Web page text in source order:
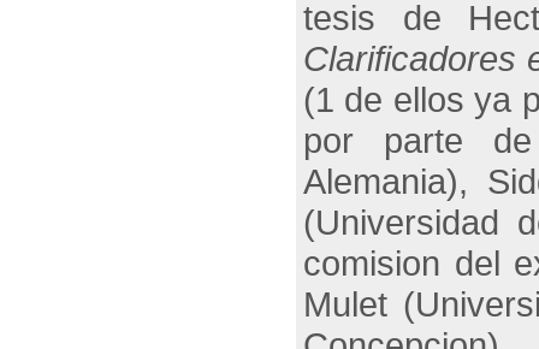
tesis de
Clarificadores
(1 de ellos ya
por parte de
Alemania),
(Universidad
comision del
Mulet